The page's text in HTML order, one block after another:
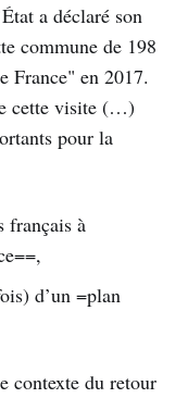
a déclaré son
commune de 198
France" en 2017.
cette visite (…)
pour la
français à
d’un =plan
contexte du retour